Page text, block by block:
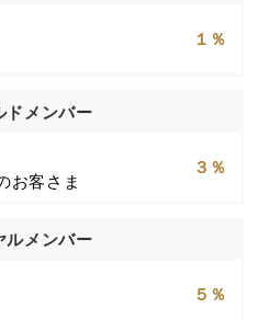
１％
ドメンバー
お客さま
３％
ルメンバー
５％